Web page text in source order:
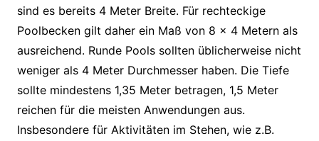
sind es bereits 4 Meter Breite. Für rechteckige
Poolbecken gilt daher ein Maß von 8 x 4 Metern als
ausreichend. Runde Pools sollten üblicherweise nicht
weniger als 4 Meter Durchmesser haben. Die Tiefe
sollte mindestens 1,35 Meter betragen, 1,5 Meter
reichen für die meisten Anwendungen aus.
Insbesondere für Aktivitäten im Stehen, wie z.B.